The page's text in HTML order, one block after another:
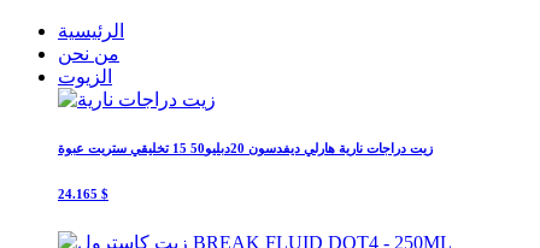
الرئيسية
من نحن
الزيوت
زيت دراجات نارية هارلي ديفدسون 20دبليو50 15 تخليقي ستريت عبوة
24.165 $